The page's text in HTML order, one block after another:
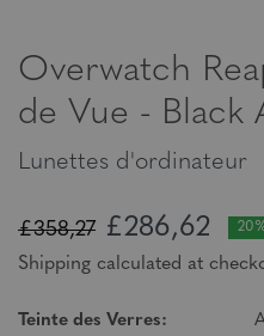
Overwatch
de Vue - Black
Lunettes d'ordinateur
£358,27 £286,62
Shipping calculated at
Teinte des Verres: